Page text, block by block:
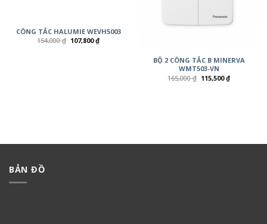
CÔNG TẮC HALUMIE WEVH5003
154,000₫ 107,800₫
BỘ 2 CÔNG TẮC B MINERVA
WMT503-VN
165,000₫ 115,500₫
BẢN ĐỒ